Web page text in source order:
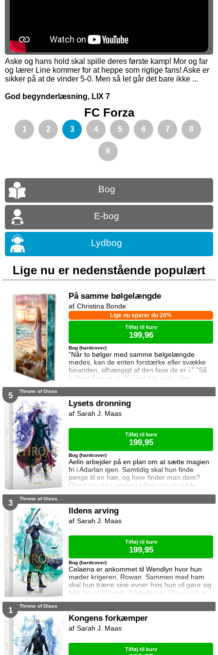
Aske og hans hold skal spille deres første kamp! Mor og far
og lærer Line kommer for at heppe som rigtige fans! Aske er
sikker på at de vinder 5-0. Men så let går det bare ikke ...
God begynderlæsning, LIX 7
FC Forza
1 2 3 4 5 6 7 8
9
Bog
E-bog
Lydbog
Lige nu er nedenstående populært
På samme bølgelængde
”Når to bølger med samme bølgelængde
mødes, kan de enten forstærke eller svække
hinanden, afhængigt af den fase de er i.” ”Så
hvilken fase er vi i?” ”Jeg tror vi er i den
samme fase.” To ting er vigtige for Elina da
sætte sin afdøde fars hus til salg. Salget skal
gå hurtigt, og hendes ophold skal være kort.
Elina har ikke besøgt byen siden hendes far
Bog (hardcover)
Lige nu sparer du 20%
Christina Bonde
Tilføj til kurv
199,96
5 Throne of Glass
Lysets dronning
Aelin arbejder på en plan om at sætte magien
fri i Adarlan igen. Samtidig skal hun finde
penge til en hær, og hvor finder man dem?
Chaol har ikke opgivet håbet om at redde
Dorian. Det bliver dog konstant sværere at
ønskedrøm, for prinsen lader til at have
opgivet kampen. Manon plages af
samvittighedskvaler og presses fra alle sider.
Bog (hardcover)
Sarah J. Maas
Tilføj til kurv
199,95
3 Throne of Glass
Ildens arving
Celaena er ankommet til Wendlyn hvor hun
møder krigeren, Rowan. Sammen med ham
skal hun træne sine evner hvis hun vil gøre sig
håb om at få hjælp. I Adarlan er Chaol ved at
finde sin efterfølger. Han er dog slet ikke klar
som han nu prøver at beskytte mere end før.
Dorian har lagt afstand til Chaol siden Chaol
opdagede hans magi. Han prøver at
Bog (hardcover)
Sarah J. Maas
Tilføj til kurv
199,95
1 Throne of Glass
Kongens forkæmper
Sarah J. Maas
Tilføj til kurv